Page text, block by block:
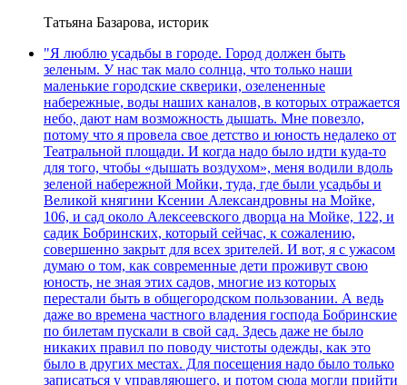
Татьяна Базарова, историк
"Я люблю усадьбы в городе. Город должен быть
зеленым. У нас так мало солнца, что только наши
маленькие городские скверики, озелененные
набережные, воды наших каналов, в которых отражается
небо, дают нам возможность дышать. Мне повезло,
потому что я провела свое детство и юность недалеко от
Театральной площади. И когда надо было идти куда-то
для того, чтобы «дышать воздухом», меня водили вдоль
зеленой набережной Мойки, туда, где были усадьбы и
Великой княгини Ксении Александровны на Мойке,
106, и сад около Алексеевского дворца на Мойке, 122, и
садик Бобринских, который сейчас, к сожалению,
совершенно закрыт для всех зрителей. И вот, я с ужасом
думаю о том, как современные дети проживут свою
юность, не зная этих садов, многие из которых
перестали быть в общегородском пользовании. А ведь
даже во времена частного владения господа Бобринские
по билетам пускали в свой сад. Здесь даже не было
никаких правил по поводу чистоты одежды, как это
было в других местах. Для посещения надо было только
записаться у управляющего, и потом сюда могли прийти